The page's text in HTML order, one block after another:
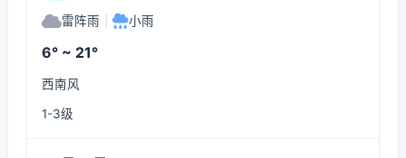
雷阵雨 小雨
6° ~ 21°
西南风
1-3级